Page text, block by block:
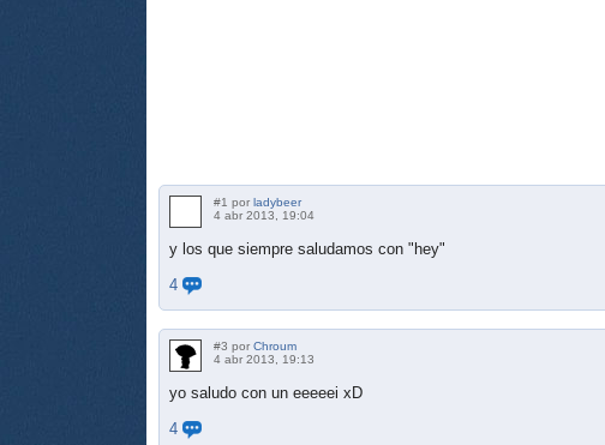
#1 por ladybeer
4 abr 2013, 19:04
y los que siempre saludamos con "hey"
4
#3 por Chroum
4 abr 2013, 19:13
yo saludo con un eeeeei xD
4